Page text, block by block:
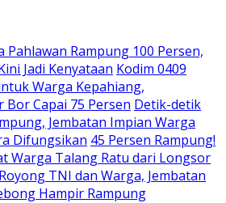
Pahlawan Rampung 100 Persen,
Jadi Kenyataan Kodim 0409
Warga Kepahiang,
Capai 75 Persen Detik-detik
Jembatan Impian Warga
Difungsikan 45 Persen Rampung!
Warga Talang Ratu dari Longsor
TNI dan Warga, Jembatan
Hampir Rampung